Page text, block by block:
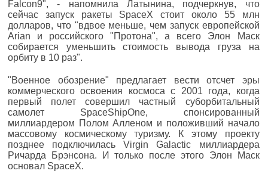
Falcon9", - напомнила Латынина, подчеркнув, что
сейчас запуск ракеты SpaceX стоит около 55 млн
долларов, что "вдвое меньше, чем запуск европейской
Arian и российского "Протона", а всего Элон Маск
собирается уменьшить стоимость вывода груза на
орбиту в 10 раз".
"Военное обозрение" предлагает вести отсчет эры
коммерческого освоения космоса с 2001 года, когда
первый полет совершил частный суборбитальный
самолет SpaceShipOne, спонсированный
миллиардером Полом Алленом и положивший начало
массовому космическому туризму. К этому проекту
позднее подключилась Virgin Galactic миллиардера
Ричарда Брэнсона. И только после этого Элон Маск
основал SpaceX.